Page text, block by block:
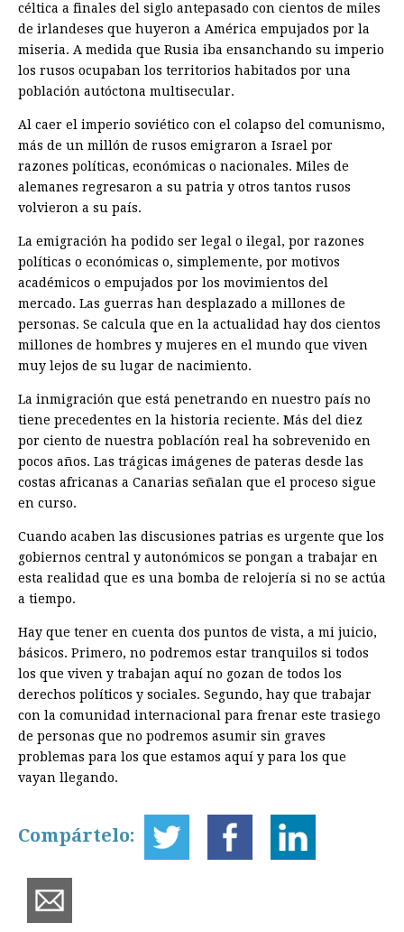
céltica a finales del siglo antepasado con cientos de miles
de irlandeses que huyeron a América empujados por la
miseria. A medida que Rusia iba ensanchando su imperio
los rusos ocupaban los territorios habitados por una
población autóctona multisecular.
Al caer el imperio soviético con el colapso del comunismo,
más de un millón de rusos emigraron a Israel por
razones políticas, económicas o nacionales. Miles de
alemanes regresaron a su patria y otros tantos rusos
volvieron a su país.
La emigración ha podido ser legal o ilegal, por razones
políticas o económicas o, simplemente, por motivos
académicos o empujados por los movimientos del
mercado. Las guerras han desplazado a millones de
personas. Se calcula que en la actualidad hay dos cientos
millones de hombres y mujeres en el mundo que viven
muy lejos de su lugar de nacimiento.
La inmigración que está penetrando en nuestro país no
tiene precedentes en la historia reciente. Más del diez
por ciento de nuestra poblacíón real ha sobrevenido en
pocos años. Las trágicas imágenes de pateras desde las
costas africanas a Canarias señalan que el proceso sigue
en curso.
Cuando acaben las discusiones patrias es urgente que los
gobiernos central y autonómicos se pongan a trabajar en
esta realidad que es una bomba de relojería si no se actúa
a tiempo.
Hay que tener en cuenta dos puntos de vista, a mi juicio,
básicos. Primero, no podremos estar tranquilos si todos
los que viven y trabajan aquí no gozan de todos los
derechos políticos y sociales. Segundo, hay que trabajar
con la comunidad internacional para frenar este trasiego
de personas que no podremos asumir sin graves
problemas para los que estamos aquí y para los que
vayan llegando.
Compártelo: